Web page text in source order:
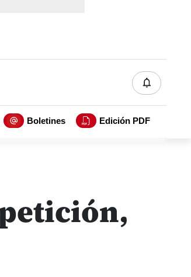
Boletines Edición PDF